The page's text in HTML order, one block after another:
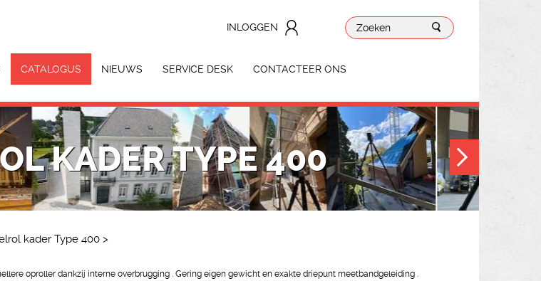
INLOGGEN
CATALOGUS NIEUWS SERVICE DESK CONTACTEER ONS
KADER TYPE 400
kader Type 400 >
oproller dankzij interne overbrugging . Gering eigen gewicht en exakte driepunt meetbandgeleiding .